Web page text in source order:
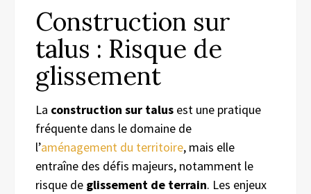
Construction sur
talus : Risque de
glissement
La construction sur talus est une pratique
fréquente dans le domaine de
l’aménagement du territoire, mais elle
entraîne des défis majeurs, notamment le
risque de glissement de terrain. Les enjeux